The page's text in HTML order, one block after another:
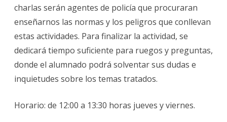
charlas serán agentes de policía que procuraran
enseñarnos las normas y los peligros que conllevan
estas actividades. Para finalizar la actividad, se
dedicará tiempo suficiente para ruegos y preguntas,
donde el alumnado podrá solventar sus dudas e
inquietudes sobre los temas tratados.
Horario: de 12:00 a 13:30 horas jueves y viernes.